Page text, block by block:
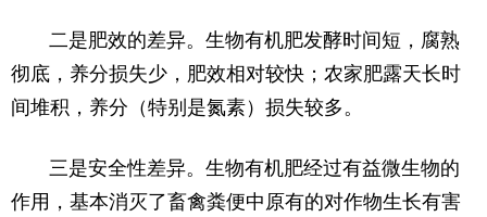
二是肥效的差异。生物有机肥发酵时间短，腐熟
彻底，养分损失少，肥效相对较快；农家肥露天长时
间堆积，养分（特别是氮素）损失较多。
三是安全性差异。生物有机肥经过有益微生物的
作用，基本消灭了畜禽粪便中原有的对作物生长有害